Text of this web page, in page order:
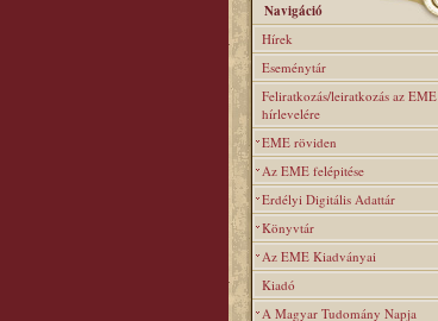
Navigáció
Hírek
Eseménytár
Feliratkozás/leiratkozás az EME
hírlevelére
EME röviden
Az EME felépitése
Erdélyi Digitális Adattár
Könyvtár
Az EME Kiadványai
Kiadó
A Magyar Tudomány Napja